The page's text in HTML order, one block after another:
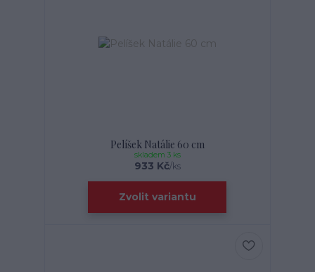
Pelíšek Natálie 60 cm
933 Kč/ks
skladem 3 ks
Zvolit variantu